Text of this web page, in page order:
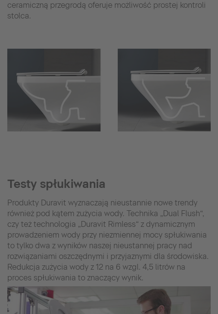
ceramiczną przegrodą oferuje możliwość prostej kontroli
stolca.
Testy spłukiwania
Produkty Duravit wyznaczają nieustannie nowe trendy
również pod kątem zużycia wody. Technika „Dual Flush“,
czy też technologia „Duravit Rimless“ z dynamicznym
prowadzeniem wody przy niezmiennej mocy spłukiwania
to tylko dwa z wyników naszej nieustannej pracy nad
rozwiązaniami oszczędnymi i przyjaznymi dla środowiska.
Redukcja zużycia wody z 12 na 6 wzgl. 4,5 litrów na
proces spłukiwania to znaczący wynik.